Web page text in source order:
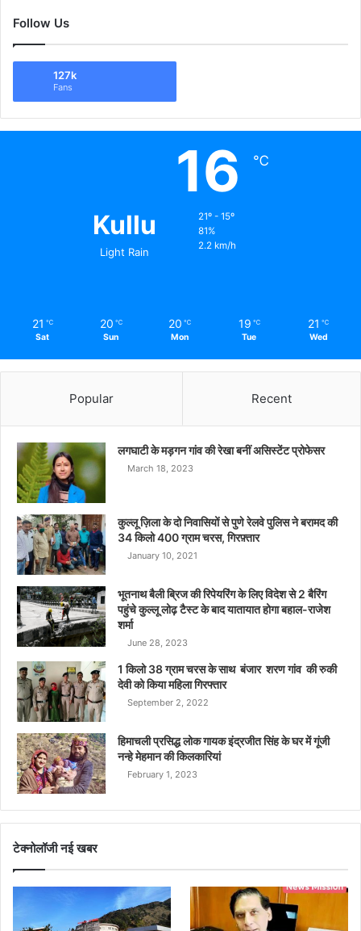
Follow Us
127k
Fans
Kullu
Light Rain
16 ℃
21º - 15º
81%
2.2 km/h
21 ℃
Sat
20 ℃
Sun
20 ℃
Mon
19 ℃
Tue
21 ℃
Wed
Popular Recent
लगघाटी के मड़गन गांव की रेखा बनीं असिस्टेंट प्रोफेसर
March 18, 2023
कुल्लू ज़िला के दो निवासियों से पुणे रेलवे पुलिस ने बरामद की
34 किलो 400 ग्राम चरस, गिरफ़्तार
January 10, 2021
भूतनाथ बैली ब्रिज की रिपेयरिंग के लिए विदेश से 2 बैरिंग
पहुंचे कुल्लू लोढ़ टैस्ट के बाद यातायात होगा बहाल-राजेश
शर्मा
June 28, 2023
1 किलो 38 ग्राम चरस के साथ बंजार शरण गांव की रुकी
देवी को किया महिला गिरफ्तार
September 2, 2022
हिमाचली प्रसिद्ध लोक गायक इंद्रजीत सिंह के घर में गूंजी
नन्हे मेहमान की किलकारियां
February 1, 2023
टेक्नोलॉजी नई खबर